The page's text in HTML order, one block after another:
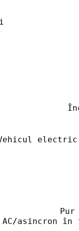
AC/asincron în